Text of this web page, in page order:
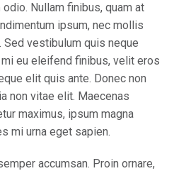
Nullam finibus, quam at
ipsum, nec mollis
vestibulum quis neque
eu eleifend finibus, velit eros
elit quis ante. Donec non
non vitae elit. Maecenas
maximus, ipsum magna
mi urna eget sapien.
accumsan. Proin ornare,